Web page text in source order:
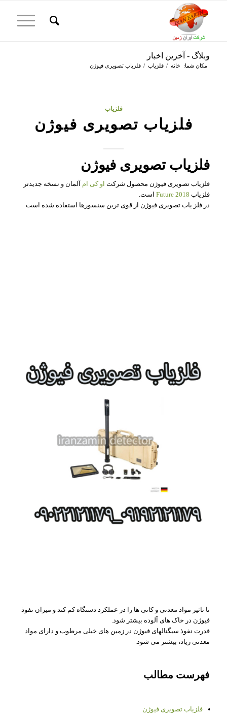
وبلاگ - آخرین اخبار
مکان شما: خانه / فلزیاب / فلزیاب تصویری فیوژن
فلزیاب
فلزیاب تصویری فیوژن
فلزیاب تصویری فیوژن
فلزیاب تصویری فیوژن محصول شرکت او کی ام آلمان و نسخه جدیدتر
فلزیاب Future 2018است.
در فلز یاب تصویری فیوژن از قوی ترین سنسورها استفاده شده است
تا تاثیر مواد معدنی و کانی ها را در عملکرد دستگاه کم کند و میزان نفوذ
فیوژن در خاک های آلوده بیشتر شود.
قدرت نفوذ سیگنالهای فیوژن در زمین های خیلی مرطوب و دارای مواد
معدنی زیاد، بیشتر می شود.
فهرست مطالب
فلزیاب تصویری فیوژن